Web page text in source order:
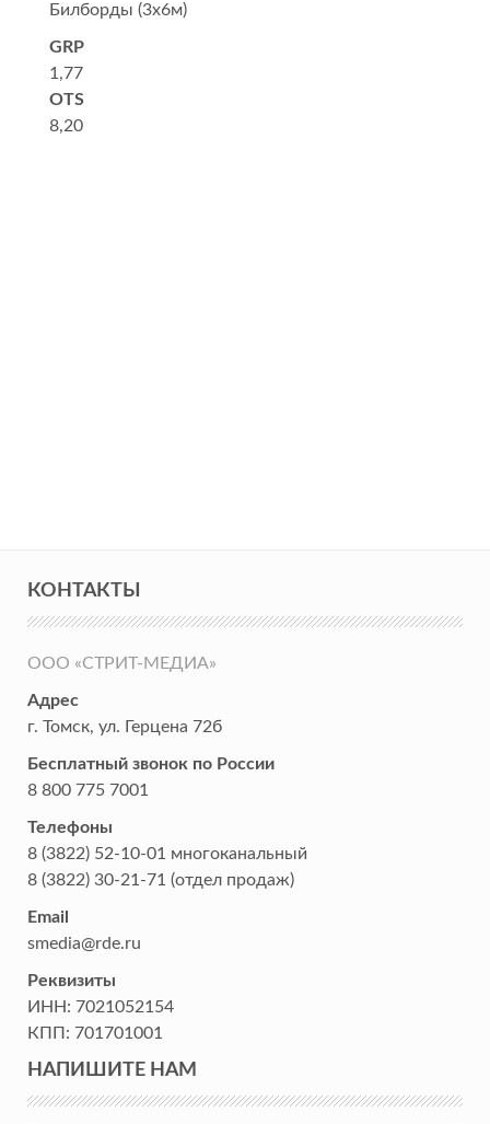
Билборды (3x6м)
GRP
1,77
OTS
8,20
КОНТАКТЫ
ООО «СТРИТ-МЕДИА»
Адрес
г. Томск, ул. Герцена 72б
Бесплатный звонок по России
8 800 775 7001
Телефоны
8 (3822) 52-10-01 многоканальный
8 (3822) 30-21-71 (отдел продаж)
Email
smedia@rde.ru
Реквизиты
ИНН: 7021052154
КПП: 701701001
НАПИШИТЕ НАМ